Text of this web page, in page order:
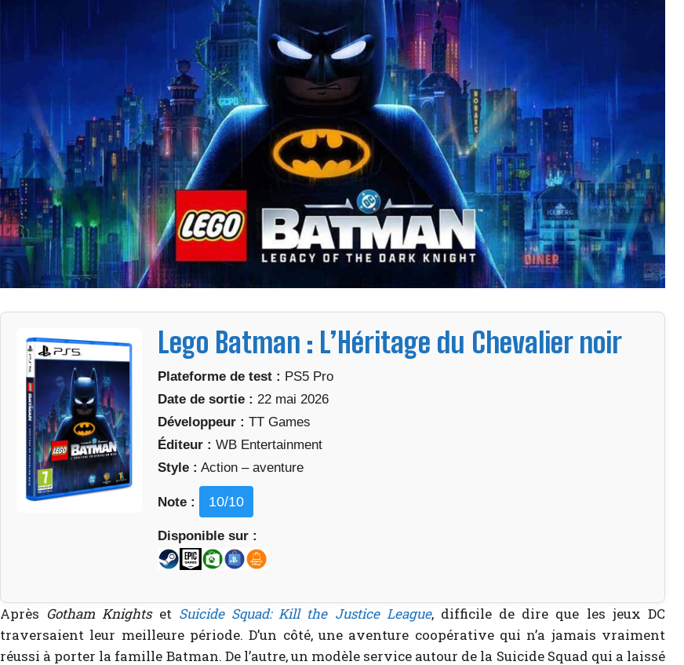
Lego Batman : L’Héritage du Chevalier noir
Plateforme de test : PS5 Pro
Date de sortie : 22 mai 2026
Développeur : TT Games
Éditeur : WB Entertainment
Style : Action – aventure
Note : 10/10
Disponible sur :
Après Gotham Knightset Suicide Squad: Kill the Justice League, difficile de dire que les jeux DC
traversaient leur meilleure période. D’un côté, une aventure coopérative qui n’a jamais vraiment
réussi à porter la famille Batman. De l’autre, un modèle service autour de la Suicide Squad qui a laissé